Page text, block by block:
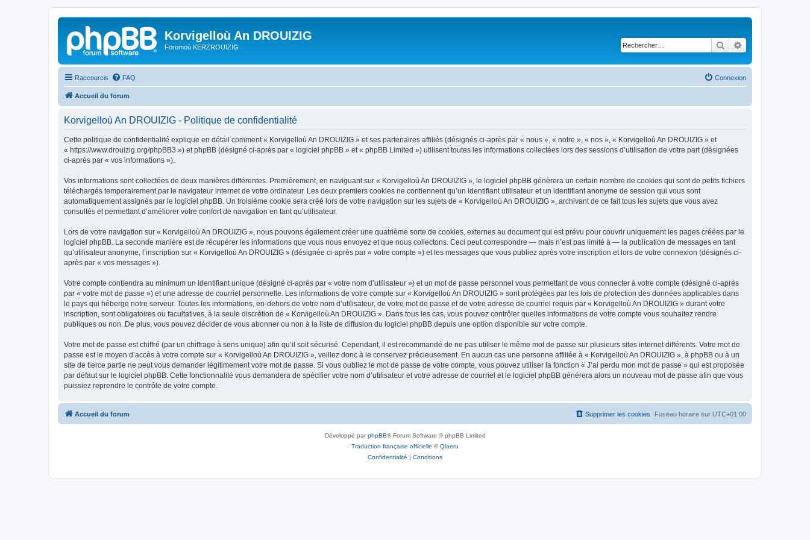
Korvigelloù An DROUIZIG
Foromoù KERZROUIZIG Rechercher
Raccourcis FAQ Connexion
Accueil du forum
Korvigelloù An DROUIZIG - Politique de confidentialité
Cette politique de confidentialité explique en détail comment « Korvigelloù An DROUIZIG » et ses partenaires affiliés (désignés ci-après par « nous », « notre », « nos », « Korvigelloù An DROUIZIG » et
« https://www.drouizig.org/phpBB3 ») et phpBB (désigné ci-après par « logiciel phpBB » et « phpBB Limited ») utilisent toutes les informations collectées lors des sessions d’utilisation de votre part (désignées
ci-après par « vos informations »).
Vos informations sont collectées de deux manières différentes. Premièrement, en naviguant sur « Korvigelloù An DROUIZIG », le logiciel phpBB génèrera un certain nombre de cookies qui sont de petits fichiers
téléchargés temporairement par le navigateur internet de votre ordinateur. Les deux premiers cookies ne contiennent qu’un identifiant utilisateur et un identifiant anonyme de session qui vous sont
automatiquement assignés par le logiciel phpBB. Un troisième cookie sera créé lors de votre navigation sur les sujets de « Korvigelloù An DROUIZIG », archivant de ce fait tous les sujets que vous avez
consultés et permettant d’améliorer votre confort de navigation en tant qu’utilisateur.
Lors de votre navigation sur « Korvigelloù An DROUIZIG », nous pouvons également créer une quatrième sorte de cookies, externes au document qui est prévu pour couvrir uniquement les pages créées par le
logiciel phpBB. La seconde manière est de récupérer les informations que vous nous envoyez et que nous collectons. Ceci peut correspondre — mais n’est pas limité à — la publication de messages en tant
qu’utilisateur anonyme, l’inscription sur « Korvigelloù An DROUIZIG » (désignée ci-après par « votre compte ») et les messages que vous publiez après votre inscription et lors de votre connexion (désignés ci-
après par « vos messages »).
Votre compte contiendra au minimum un identifiant unique (désigné ci-après par « votre nom d’utilisateur ») et un mot de passe personnel vous permettant de vous connecter à votre compte (désigné ci-après
par « votre mot de passe ») et une adresse de courriel personnelle. Les informations de votre compte sur « Korvigelloù An DROUIZIG » sont protégées par les lois de protection des données applicables dans
le pays qui héberge notre serveur. Toutes les informations, en-dehors de votre nom d’utilisateur, de votre mot de passe et de votre adresse de courriel requis par « Korvigelloù An DROUIZIG » durant votre
inscription, sont obligatoires ou facultatives, à la seule discrétion de « Korvigelloù An DROUIZIG ». Dans tous les cas, vous pouvez contrôler quelles informations de votre compte vous souhaitez rendre
publiques ou non. De plus, vous pouvez décider de vous abonner ou non à la liste de diffusion du logiciel phpBB depuis une option disponible sur votre compte.
Votre mot de passe est chiffré (par un chiffrage à sens unique) afin qu’il soit sécurisé. Cependant, il est recommandé de ne pas utiliser le même mot de passe sur plusieurs sites internet différents. Votre mot de
passe est le moyen d’accès à votre compte sur « Korvigelloù An DROUIZIG », veillez donc à le conservez précieusement. En aucun cas une personne affiliée à « Korvigelloù An DROUIZIG », à phpBB ou à un
site de tierce partie ne peut vous demander légitimement votre mot de passe. Si vous oubliez le mot de passe de votre compte, vous pouvez utiliser la fonction « J’ai perdu mon mot de passe » qui est proposée
par défaut sur le logiciel phpBB. Cette fonctionnalité vous demandera de spécifier votre nom d’utilisateur et votre adresse de courriel et le logiciel phpBB générera alors un nouveau mot de passe afin que vous
puissiez reprendre le contrôle de votre compte.
Accueil du forum Fuseau horaire sur UTC+01:00
Supprimer les cookies
Développé parphpBB® Forum Software © phpBB Limited
Traduction française officielle ©Qiaeru
Confidentialité | Conditions